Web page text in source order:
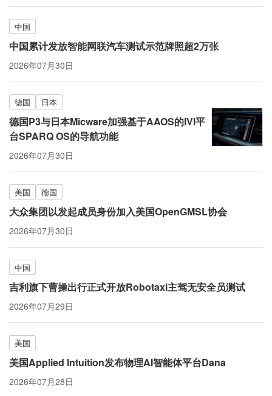
中国
中国累计发放智能网联汽车测试示范牌照超2万张
2026年07月30日
德国 日本
德国P3与日本Micware加强基于AAOS的IVI平
台SPARQ OS的导航功能
2026年07月30日
美国 德国
大众集团以发起成员身份加入美国OpenGMSL协会
2026年07月30日
中国
吉利旗下曹操出行正式开放Robotaxi主驾无安全员测试
2026年07月29日
美国
美国Applied Intuition发布物理AI智能体平台Dana
2026年07月28日